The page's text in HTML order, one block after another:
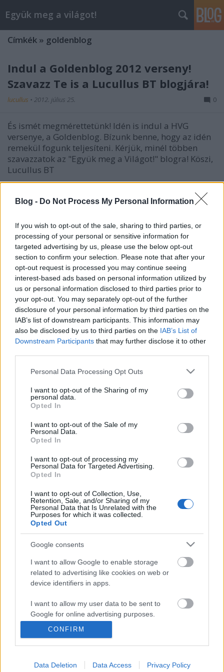
Blog - Do Not Process My Personal Information
If you wish to opt-out of the sale, sharing to third parties, or
processing of your personal or sensitive information for
targeted advertising by us, please use the below opt-out
section to confirm your selection. Please note that after your
opt-out request is processed you may continue seeing
interest-based ads based on personal information utilized by
us or personal information disclosed to third parties prior to
your opt-out. You may separately opt-out of the further
disclosure of your personal information by third parties on the
IAB’s list of downstream participants. This information may
also be disclosed by us to third parties on the IAB’s List of
Downstream Participants that may further disclose it to other
Please note that this website/app uses one or more Google
not limited to your visit or usage behaviour. You may click to
grant or deny consent to Google and its third-party tags to
use your data for below specified purposes in below Google
consent section.
Personal Data Processing Opt Outs
I want to opt-out of the Sharing of my
personal data.
Opted In
I want to opt-out of the Sale of my
Personal Data.
Opted In
I want to opt-out of processing my
Personal Data for Targeted Advertising.
Opted In
I want to opt-out of Collection, Use,
Retention, Sale, and/or Sharing of my
Personal Data that Is Unrelated with the
Purposes for which it was collected.
Opted Out
Google consents
I want to allow Google to enable storage
related to advertising like cookies on web or
device identifiers in apps.
I want to allow my user data to be sent to
Google for online advertising purposes.
personalized advertising.
I want to allow Google to enable storage
CONFIRM
Data Deletion Data Access Privacy Policy
Együk meg a világot!
Címkék » goldenblog
Indul a Goldenblog 2012 verseny!
Szavazz Te is a Lucullus BT blogjára!
lucullus • 2012. július 25. 0
És ismét megmérettetünk! Idén is indul a HVG
versenye, a Goldenblog. Bízunk benne, hogy az idén
remekül fogunk teljesíteni. Kérjük, minél többen
szavazzatok az "Együk meg a Világot!" blogra! Köszi,
Lucullus BT
lucullus• 2011. augusztus 30.
Mindenkit tájékoztatunk, hogy a Lucullus BT blogja
a 106.-112. helyen végzett az Idei Goldenblog
versenyen a leadott szavazatok alapján, ahol 164
induló volt, így nem került be a zsűri által
kiválasztott TOP11-be. Az Extrém Szakács blog a
136-138. helyen végzett ugyanezen a…
Indul a Goldenblog 2011 verseny -
ismét versenybe száll a Lucullus
blogja
Idén hetedik alkalommal és a hetes szám jegyében
indul el a HVG csoport által életre hívott Goldenblog
verseny, amely Magyarország legjobb blogjait
hivatott megtalálni minden évben. Természetesen a
Lucullus blogja is indul; ahogyan tavaly és
tavalyelőtt is. Tavaly blogunk bekerült…
Ott vagyunk a legjobb 50 hazai
•2010. augusztus 09.
Na, ezt is megértük: 161 "előszűrt" blogból a legjobb
blogunkat is. Ez azért is jó eredmény, mert ma
Magyarországon több mint 600 (!) magyar nyelvű
gasztroblogot tartanak nyilván. Jövőre minimum a
10-es lista…
Lezajlott a 2008. évi Goldenblog
verseny
lucullus•2008. július 02.
No, ezt is megéltük. Lezajlott a HVG által életre hívott